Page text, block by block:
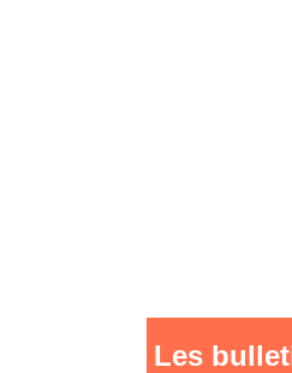
Les